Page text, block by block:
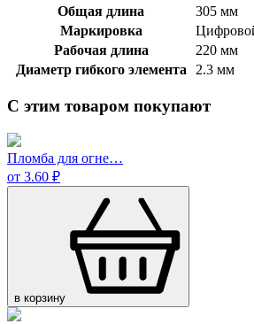
Общая длина
305 мм
Маркировка
Рабочая длина
220 мм
Диаметр гибкого элемента
2.3 мм
С этим товаром покупают
Пломба для огне…
от 3.60 ₽
в корзину